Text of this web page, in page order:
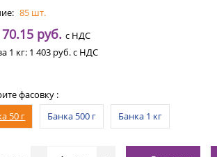
85 шт.
70.15 руб.с НДС
1 кг: 1 403 руб.с НДС
фасовку :
50 г
Банка 500 г Банка 1 кг